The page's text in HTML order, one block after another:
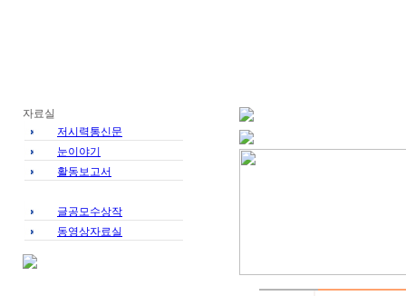
자료실
저시력통신문
눈이야기
활동보고서
글공모수상작
동영상자료실